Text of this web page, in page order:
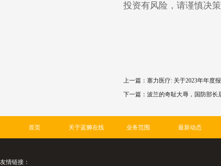
投资有风险，请谨慎决
上一篇： 塞力医疗: 关于2023年年度
下一篇： 波兰的奇耻大辱，国防部长
首页 关于蓝狮在线 业务范围 最新动态
友情链接：